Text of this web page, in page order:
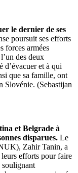
le dernier de ses
poursuit ses efforts
forces armées
l’un des deux
d’évacuer et à qui
que sa famille, ont
Slovénie. (Sebastijan
et Belgrade à
disparues. Le
Zahir Tanin, a
efforts pour faire
soulignant